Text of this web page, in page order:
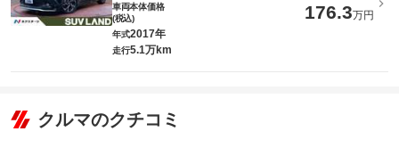
車両本体価格
(税込)
176.3万円
年式2017年
走行5.1万km
クルマのクチコミ